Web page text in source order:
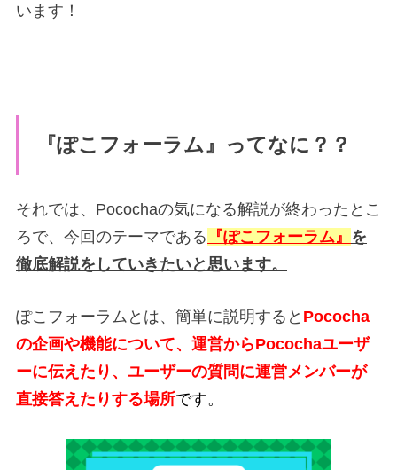
います！
『ぽこフォーラム』ってなに？？
それでは、Pocochaの気になる解説が終わったとこ
ろで、今回のテーマである 『ぽこフォーラム』 を
徹底解説をしていきたいと思います。
ぽこフォーラムとは、簡単に説明すると Pococha
の企画や機能について、運営からPocochaユーザ
ーに伝えたり、ユーザーの質問に運営メンバーが
直接答えたりする場所です。